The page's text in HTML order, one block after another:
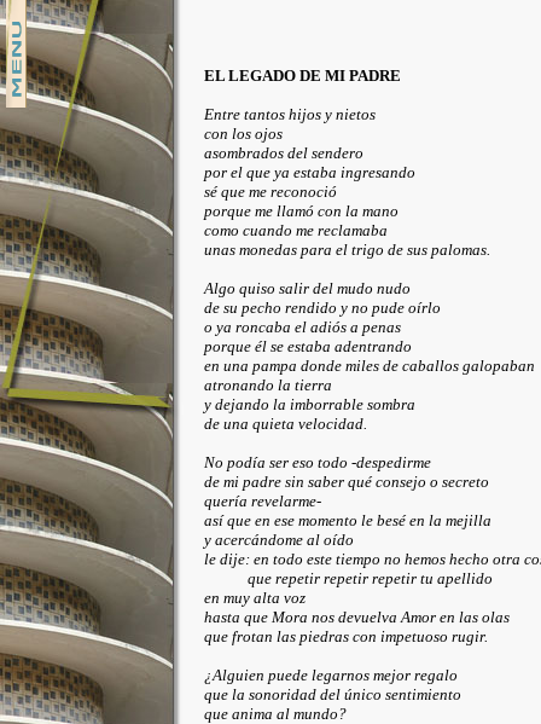
EL LEGADO DE MI PADRE
Entre tantos hijos y nietos
con los ojos
asombrados del sendero
por el que ya estaba ingresando
sé que me reconoció
porque me llamó con la mano
como cuando me reclamaba
unas monedas para el trigo de sus palomas.
Algo quiso salir del mudo nudo
de su pecho rendido y no pude oírlo
o ya roncaba el adiós a penas
porque él se estaba adentrando
en una pampa donde miles de caballos galopaban
atronando la tierra
y dejando la imborrable sombra
de una quieta velocidad.
No podía ser eso todo -despedirme
de mi padre sin saber qué consejo o secreto
quería revelarme-
así que en ese momento le besé en la mejilla
y acercándome al oído
le dije: en todo este tiempo no hemos hecho otra
que repetir repetir repetir tu apellido
en muy alta voz
hasta que Mora nos devuelva Amor en las olas
que frotan las piedras con impetuoso rugir.
¿Alguien puede legarnos mejor regalo
que la sonoridad del único sentimiento
que anima al mundo?